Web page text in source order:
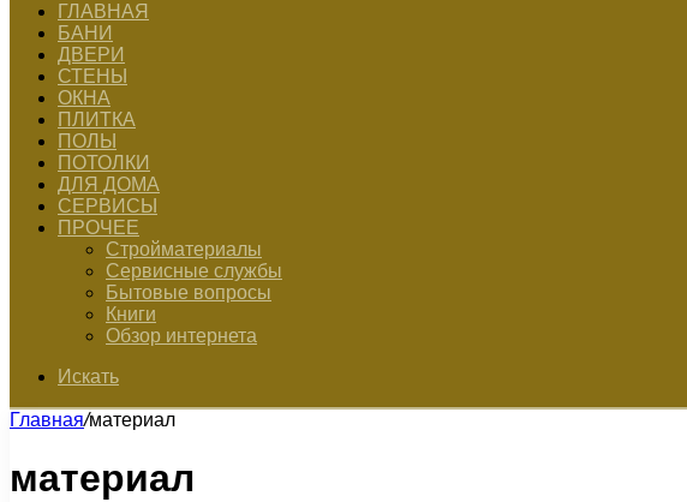
ГЛАВНАЯ
БАНИ
ДВЕРИ
СТЕНЫ
ОКНА
ПЛИТКА
ПОЛЫ
ПОТОЛКИ
ДЛЯ ДОМА
СЕРВИСЫ
ПРОЧЕЕ
Стройматериалы
Сервисные службы
Бытовые вопросы
Книги
Обзор интернета
Искать
Главная/материал
материал